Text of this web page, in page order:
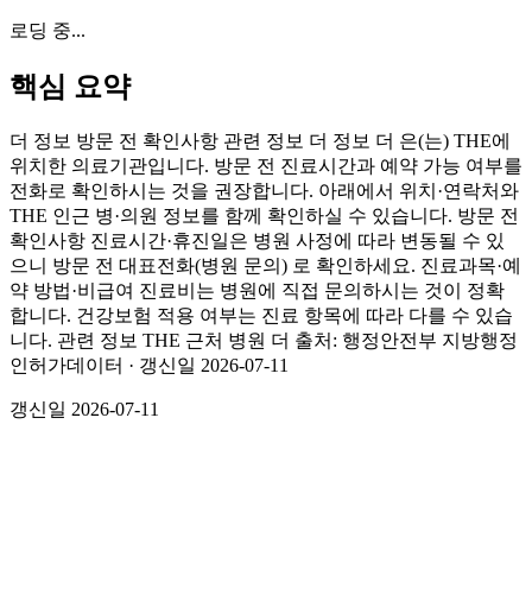
로딩 중...
핵심 요약
더 정보 방문 전 확인사항 관련 정보 더 정보 더 은(는) THE에
위치한 의료기관입니다. 방문 전 진료시간과 예약 가능 여부를
전화로 확인하시는 것을 권장합니다. 아래에서 위치·연락처와
THE 인근 병·의원 정보를 함께 확인하실 수 있습니다. 방문 전
확인사항 진료시간·휴진일은 병원 사정에 따라 변동될 수 있
으니 방문 전 대표전화(병원 문의) 로 확인하세요. 진료과목·예
약 방법·비급여 진료비는 병원에 직접 문의하시는 것이 정확
합니다. 건강보험 적용 여부는 진료 항목에 따라 다를 수 있습
니다. 관련 정보 THE 근처 병원 더 출처: 행정안전부 지방행정
인허가데이터 · 갱신일 2026-07-11
갱신일 2026-07-11